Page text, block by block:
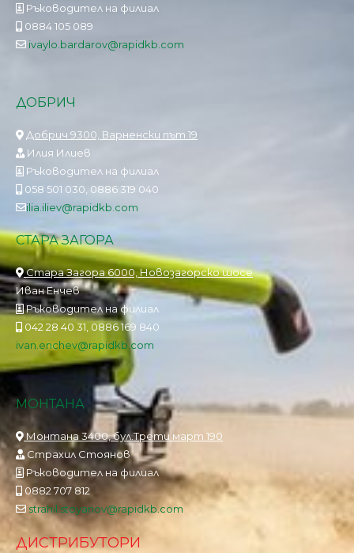
Ръководител на филиал
0884 105 089
ivaylo.bardarov@rapidkb.com
ДОБРИЧ
Добрич 9300, Варненски път 19
Илия Илиев
Ръководител на филиал
058 501 030, 0886 319 040
ilia.iliev@rapidkb.com
СТАРА ЗАГОРА
Стара Загора 6000, Новозагорско шосе
Иван Енчев
Ръководител на филиал
042 28 40 31, 0886 169 840
ivan.enchev@rapidkb.com
МОНТАНА
Монтана 3400, бул.Трети март 190
Страхил Стоянов
Ръководител на филиал
0882 707 812
strahil.stoyanov@rapidkb.com
ДИСТРИБУТОРИ